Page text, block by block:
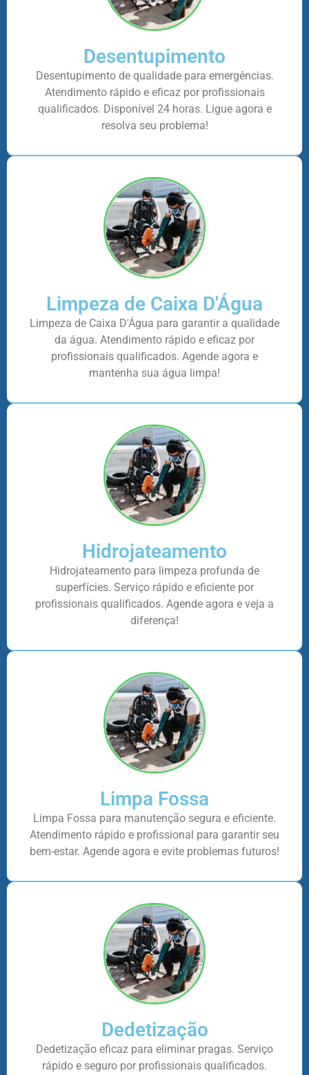
Desentupimento
Desentupimento de qualidade para emergências.
Atendimento rápido e eficaz por profissionais
qualificados. Disponível 24 horas. Ligue agora e
resolva seu problema!
Limpeza de Caixa D'Água
Limpeza de Caixa D'Água para garantir a qualidade
da água. Atendimento rápido e eficaz por
profissionais qualificados. Agende agora e
mantenha sua água limpa!
Hidrojateamento
Hidrojateamento para limpeza profunda de
superfícies. Serviço rápido e eficiente por
profissionais qualificados. Agende agora e veja a
diferença!
Limpa Fossa
Limpa Fossa para manutenção segura e eficiente.
Atendimento rápido e profissional para garantir seu
bem-estar. Agende agora e evite problemas futuros!
Dedetização
Dedetização eficaz para eliminar pragas. Serviço
rápido e seguro por profissionais qualificados.